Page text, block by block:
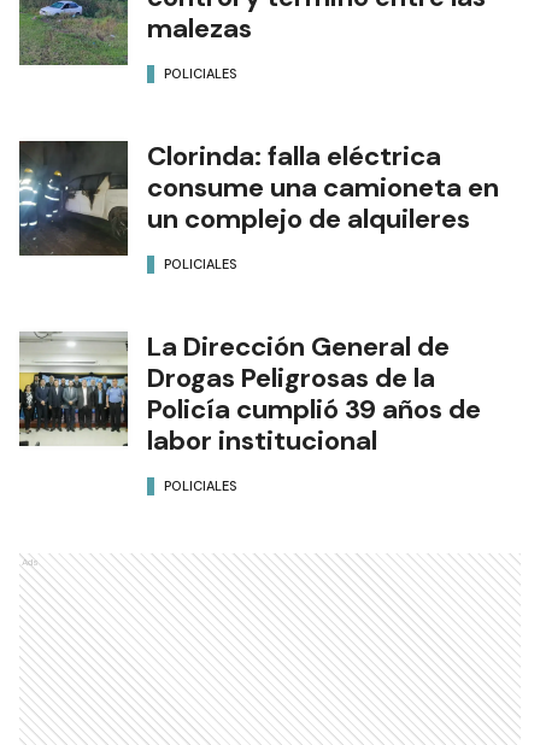
malezas
POLICIALES
Clorinda: falla eléctrica
consume una camioneta en
un complejo de alquileres
POLICIALES
La Dirección General de
Drogas Peligrosas de la
Policía cumplió 39 años de
labor institucional
POLICIALES
Ads